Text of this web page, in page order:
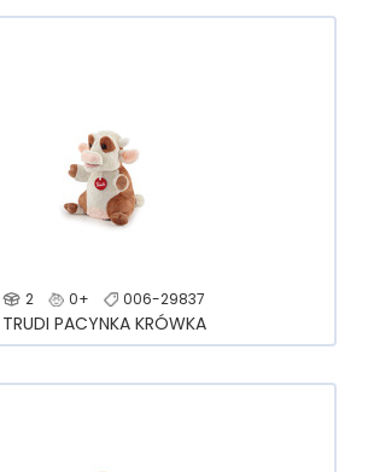
2 0+ 006-29837
TRUDI PACYNKA KRÓWKA